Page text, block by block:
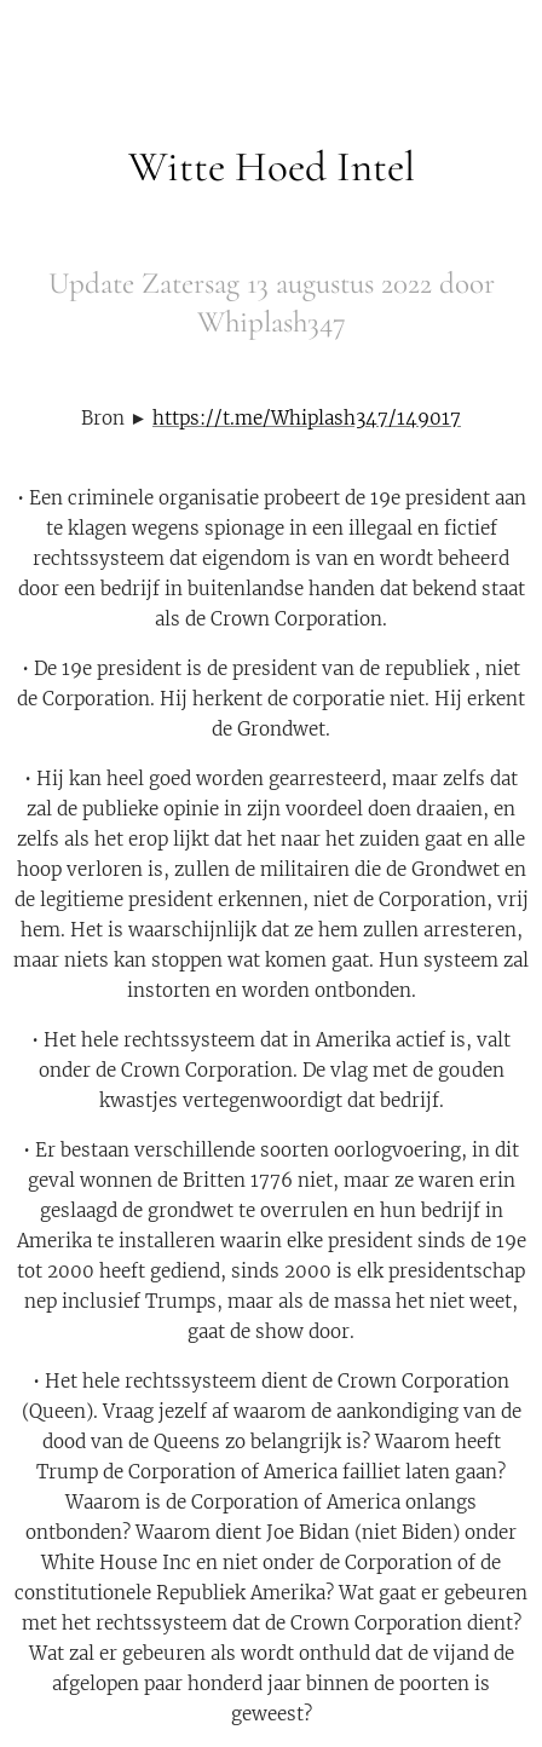
Witte Hoed Intel
Update Zatersag 13 augustus 2022 door
Whiplash347
Bron ► https://t.me/Whiplash347/149017
• Een criminele organisatie probeert de 19e president aan
te klagen wegens spionage in een illegaal en fictief
rechtssysteem dat eigendom is van en wordt beheerd
door een bedrijf in buitenlandse handen dat bekend staat
als de Crown Corporation.
• De 19e president is de president van de republiek , niet
de Corporation. Hij herkent de corporatie niet. Hij erkent
de Grondwet.
• Hij kan heel goed worden gearresteerd, maar zelfs dat
zal de publieke opinie in zijn voordeel doen draaien, en
zelfs als het erop lijkt dat het naar het zuiden gaat en alle
hoop verloren is, zullen de militairen die de Grondwet en
de legitieme president erkennen, niet de Corporation, vrij
hem. Het is waarschijnlijk dat ze hem zullen arresteren,
maar niets kan stoppen wat komen gaat. Hun systeem zal
instorten en worden ontbonden.
• Het hele rechtssysteem dat in Amerika actief is, valt
onder de Crown Corporation. De vlag met de gouden
kwastjes vertegenwoordigt dat bedrijf.
• Er bestaan verschillende soorten oorlogvoering, in dit
geval wonnen de Britten 1776 niet, maar ze waren erin
geslaagd de grondwet te overrulen en hun bedrijf in
Amerika te installeren waarin elke president sinds de 19e
tot 2000 heeft gediend, sinds 2000 is elk presidentschap
nep inclusief Trumps, maar als de massa het niet weet,
gaat de show door.
• Het hele rechtssysteem dient de Crown Corporation
(Queen). Vraag jezelf af waarom de aankondiging van de
dood van de Queens zo belangrijk is? Waarom heeft
Trump de Corporation of America failliet laten gaan?
Waarom is de Corporation of America onlangs
ontbonden? Waarom dient Joe Bidan (niet Biden) onder
White House Inc en niet onder de Corporation of de
constitutionele Republiek Amerika? Wat gaat er gebeuren
met het rechtssysteem dat de Crown Corporation dient?
Wat zal er gebeuren als wordt onthuld dat de vijand de
afgelopen paar honderd jaar binnen de poorten is
geweest?